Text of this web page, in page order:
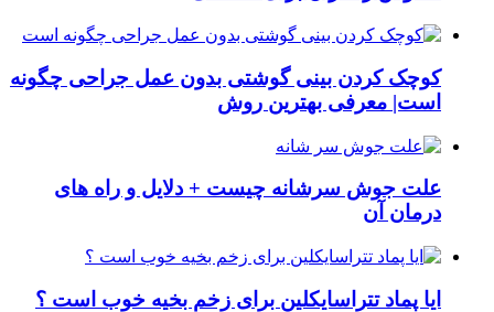
کوچک کردن بینی گوشتی بدون عمل جراحی چگونه
است| معرفی بهترین روش
علت جوش سرشانه چیست + دلایل و راه های
درمان آن
ایا پماد تتراسایکلین برای زخم بخیه خوب است ؟